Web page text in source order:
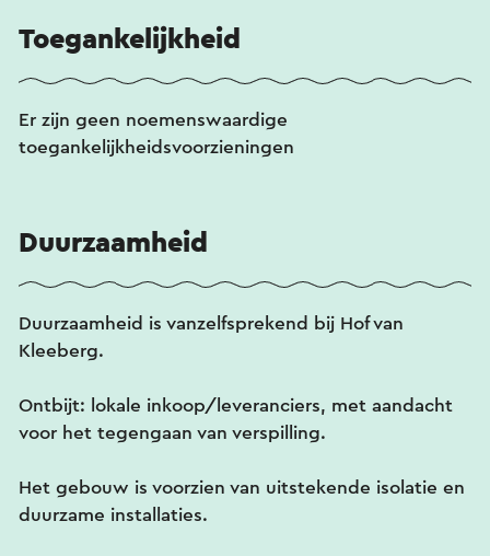
Toegankelijkheid
Er zijn geen noemenswaardige
toegankelijkheidsvoorzieningen
Duurzaamheid
Duurzaamheid is vanzelfsprekend bij Hof van
Kleeberg.
Ontbijt: lokale inkoop/leveranciers, met aandacht
voor het tegengaan van verspilling.
Het gebouw is voorzien van uitstekende isolatie en
duurzame installaties.